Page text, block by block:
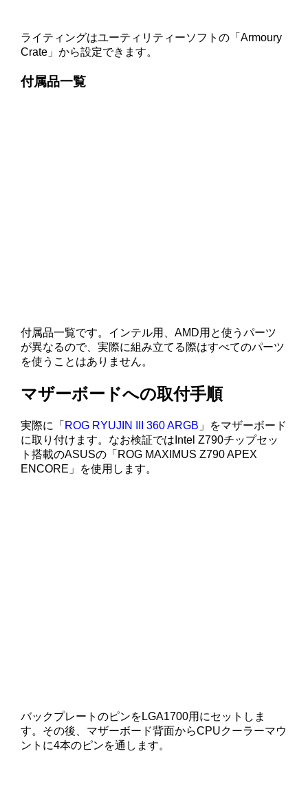
ライティングはユーティリティーソフトの「Armoury
Crate」から設定できます。
付属品一覧
付属品一覧です。インテル用、AMD用と使うパーツ
が異なるので、実際に組み立てる際はすべてのパーツ
を使うことはありません。
マザーボードへの取付手順
実際に「 ROG RYUJIN III 360 ARGB 」をマザーボード
に取り付けます。なお検証ではIntel Z790チップセッ
ト搭載のASUSの「ROG MAXIMUS Z790 APEX
ENCORE」を使用します。
バックプレートのピンをLGA1700用にセットしま
す。その後、マザーボード背面からCPUクーラーマウ
ントに4本のピンを通します。